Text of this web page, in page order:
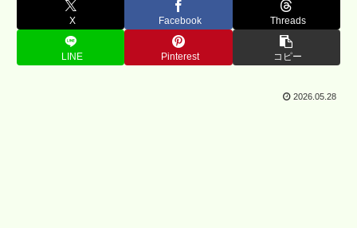
X Facebook Threads
LINE Pinterest コピー
2026.05.28